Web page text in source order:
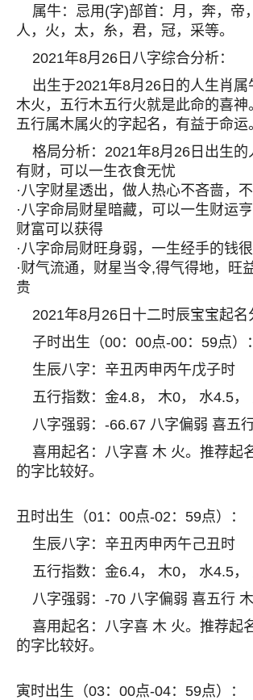
属牛：忌用(字)部首：月，奔，帝
人，火，太，糸，君，冠，采等。
2021年8月26日八字综合分析：
出生于2021年8月26日的人生肖属
木火，五行木五行火就是此命的喜神
五行属木属火的字起名，有益于命运
格局分析：2021年8月26日出生的
有财，可以一生衣食无忧
·八字财星透出，做人热心不吝啬，
·八字命局财星暗藏，可以一生财运
财富可以获得
·八字命局财旺身弱，一生经手的钱
·财气流通，财星当令,得气得地，旺
贵
2021年8月26日十二时辰宝宝起名
子时出生（00：00点-00：59点）：
生辰八字：辛丑丙申丙午戊子时
五行指数：金4.8， 木0， 水4.5，
八字强弱：-66.67 八字偏弱 喜五
喜用起名：八字喜 木 火。推荐起
的字比较好。
丑时出生（01：00点-02：59点）：
生辰八字：辛丑丙申丙午己丑时
五行指数：金6.4， 木0， 水4.5，
八字强弱：-70 八字偏弱 喜五行
喜用起名：八字喜 木 火。推荐起
的字比较好。
寅时出生（03：00点-04：59点）：